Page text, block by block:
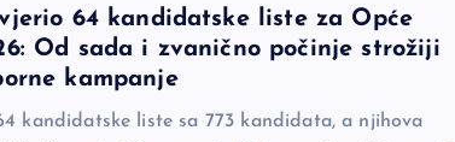
64 kandidatske liste za Opće
Od sada i zvanično počinje strožiji
kampanje
kandidatske liste sa 773 kandidata, a njihova